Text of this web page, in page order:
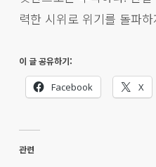
력한 시위로 위기를 돌파
이 글 공유하기:
Facebook X
관련